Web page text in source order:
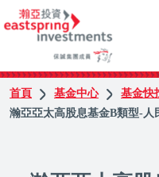
首頁 基金中心
基金快
瀚亞亞太高股息基金B類型-人